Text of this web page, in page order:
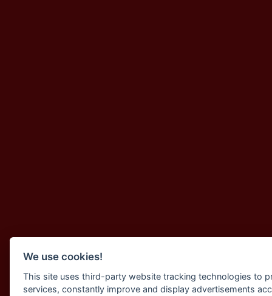
We use cookies!
This site uses third-party website tracking technologies to
services, constantly improve and display advertisements